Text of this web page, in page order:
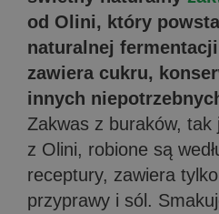
od Olini, który
naturalnej
zawiera cukru,
innych
Zakwas z buraków,
z Olini, robione są
receptury, zawiera
przyprawy i sól.